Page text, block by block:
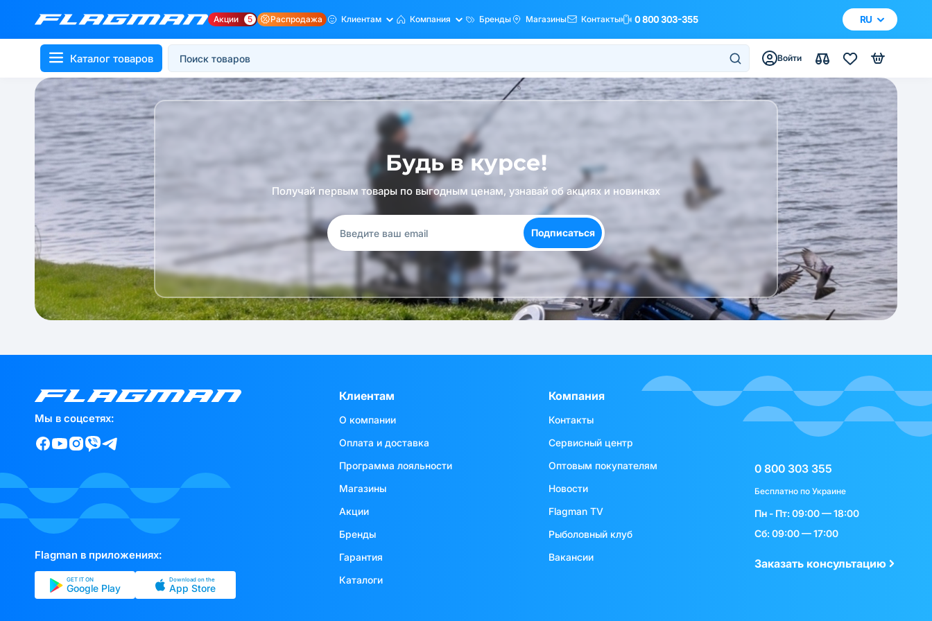
Акции 5 Распродажа Клиентам Компания Бренды Магазины Контакты 0 800 303-355 RU
Каталог товаров Войти
Будь в курсе!
Получай первым товары по выгодным ценам, узнавай об акциях и новинках
Подписаться
Мы в соцсетях:
Flagman в приложениях:
GET IT ON
Google Play
Download on the
App Store
Клиентам
О компании
Оплата и доставка
Программа лояльности
Магазины
Акции
Бренды
Гарантия
Каталоги
Компания
Контакты
Сервисный центр
Оптовым покупателям
Новости
Flagman TV
Рыболовный клуб
Вакансии
0 800 303 355
Бесплатно по Украине
Пн - Пт: 09:00 — 18:00
Сб: 09:00 — 17:00
Заказать консультацию